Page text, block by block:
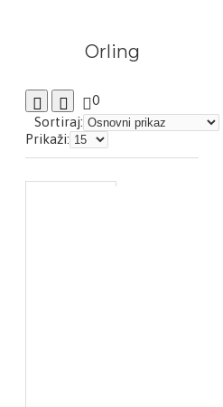
Orling
0
Sortiraj:
Prikaži: